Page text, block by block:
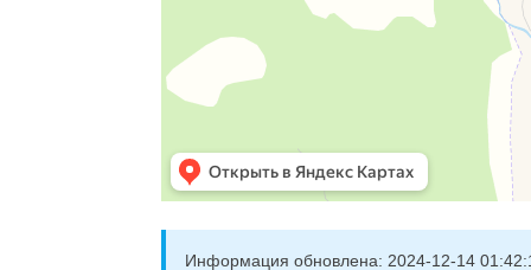
Информация обновлена: 2024-12-14